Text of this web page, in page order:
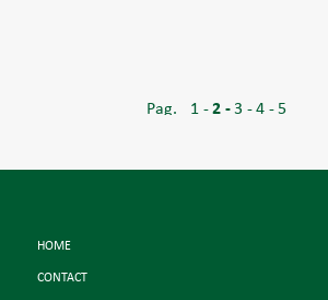
1 2 3 4 5
HOME
CONTACT